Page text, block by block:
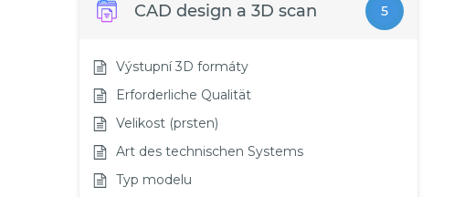
CAD design a 3D scan 5
Výstupní 3D formáty
Erforderliche Qualität
Velikost (prsten)
Art des technischen Systems
Typ modelu